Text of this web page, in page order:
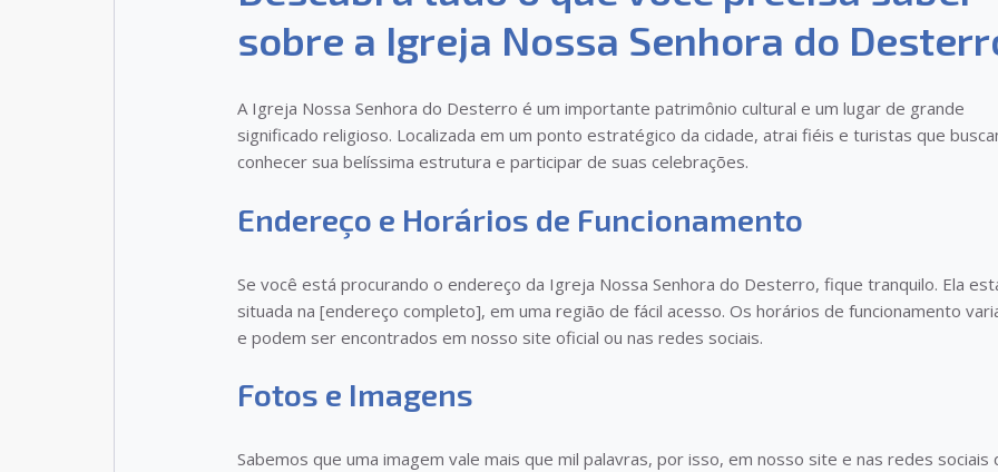
sobre a Igreja Nossa Senhora do
A Igreja Nossa Senhora do Desterro é um importante patrimônio cultural e um lugar de grande
significado religioso. Localizada em um ponto estratégico da cidade, atrai fiéis e turistas que
conhecer sua belíssima estrutura e participar de suas celebrações.
Endereço e Horários de Funcionamento
Se você está procurando o endereço da Igreja Nossa Senhora do Desterro, fique tranquilo. Ela
situada na [endereço completo], em uma região de fácil acesso. Os horários de funcionamento
e podem ser encontrados em nosso site oficial ou nas redes sociais.
Fotos e Imagens
Sabemos que uma imagem vale mais que mil palavras, por isso, em nosso site e nas redes sociais